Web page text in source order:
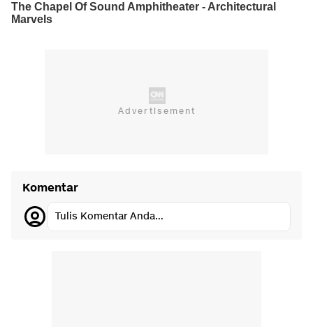
Komentar
Tulis Komentar Anda...